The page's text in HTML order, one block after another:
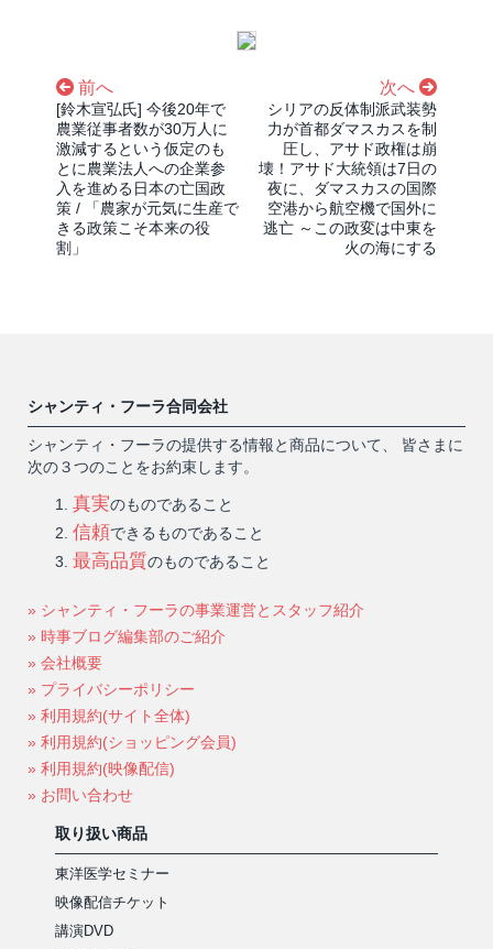
前へ
[鈴木宣弘氏] 今後20年で
農業従事者数が30万人に
激減するという仮定のも
とに農業法人への企業参
入を進める日本の亡国政
策 / 「農家が元気に生産で
きる政策こそ本来の役
割」
次へ
シリアの反体制派武装勢
力が首都ダマスカスを制
圧し、アサド政権は崩
壊！アサド大統領は7日の
夜に、ダマスカスの国際
空港から航空機で国外に
逃亡 ～この政変は中東を
火の海にする
シャンティ・フーラ合同会社
シャンティ・フーラの提供する情報と商品について、 皆さまに
次の３つのことをお約束します。
真実のものであること
信頼できるものであること
最高品質のものであること
» シャンティ・フーラの事業運営とスタッフ紹介
» 時事ブログ編集部のご紹介
» 会社概要
» プライバシーポリシー
» 利用規約(サイト全体)
» 利用規約(ショッピング会員)
» 利用規約(映像配信)
» お問い合わせ
取り扱い商品
東洋医学セミナー
映像配信チケット
講演DVD